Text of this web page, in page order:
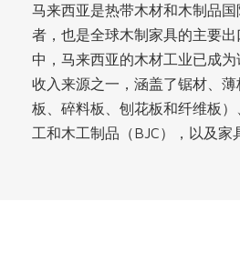
马来西亚是热带木材和木制品
者，也是全球木制家具的主要
中，马来西亚的木材工业已成
收入来源之一，涵盖了锯材、
板、碎料板、刨花板和纤维板
工和木工制品（BJC），以及家